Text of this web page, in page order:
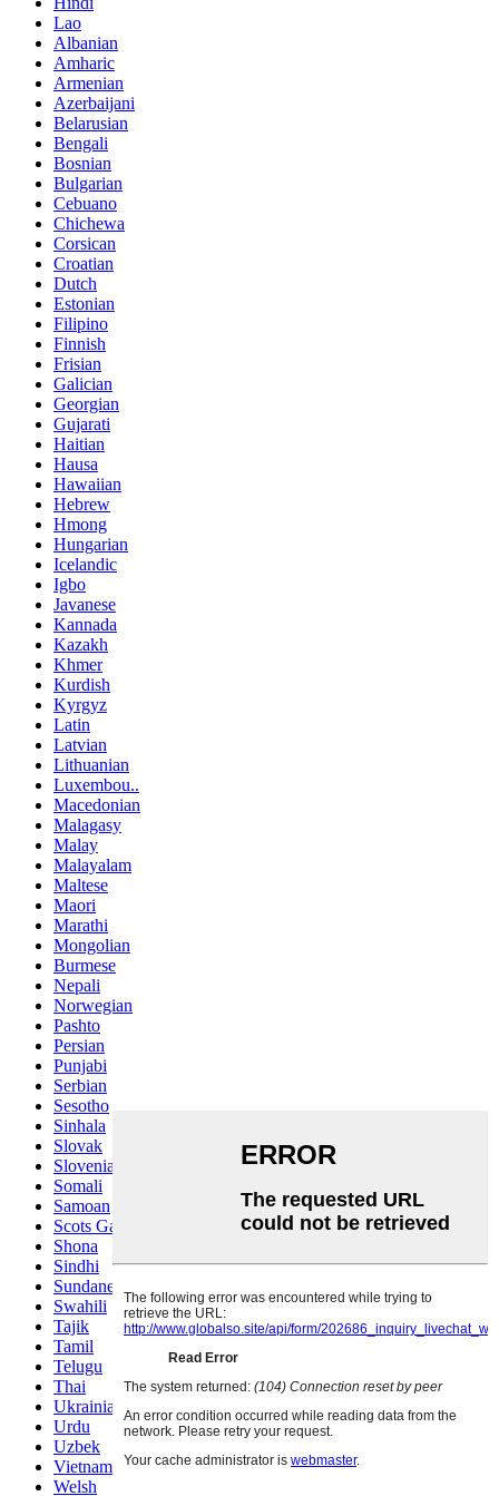
Lao
Albanian
Amharic
Armenian
Azerbaijani
Belarusian
Bengali
Bosnian
Bulgarian
Cebuano
Chichewa
Corsican
Croatian
Dutch
Estonian
Filipino
Finnish
Frisian
Galician
Georgian
Gujarati
Haitian
Hausa
Hawaiian
Hebrew
Hmong
Hungarian
Icelandic
Igbo
Javanese
Kannada
Kazakh
Khmer
Kurdish
Kyrgyz
Latin
Latvian
Lithuanian
Luxembou..
Macedonian
Malagasy
Malay
Malayalam
Maltese
Maori
Marathi
Mongolian
Burmese
Nepali
Norwegian
Pashto
Persian
Punjabi
Serbian
Sesotho
Sinhala
Slovak
Slovenian
Somali
Samoan
Scots Gaelic
Shona
Sindhi
Sundanese
Swahili
Tajik
Tamil
Telugu
Thai
Ukrainian
Urdu
Uzbek
Vietnamese
Welsh